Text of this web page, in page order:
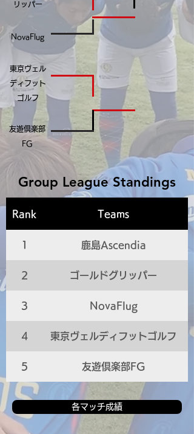
リッパー
NovaFlug
東京ヴェル
ディフット
ゴルフ
友遊倶楽部
FG
Group League Standings
Rank Teams
1 鹿島Ascendia
2 ゴールドグリッパー
3 NovaFlug
4 東京ヴェルディフットゴルフ
5 友遊倶楽部FG
各マッチ成績